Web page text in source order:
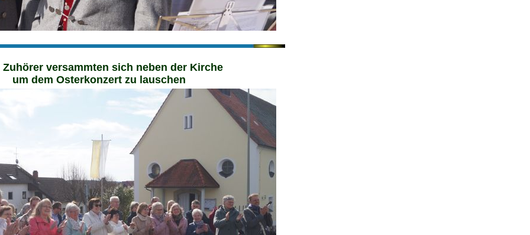
Zuhörer versammten sich neben der Kirche
um dem Osterkonzert zu lauschen